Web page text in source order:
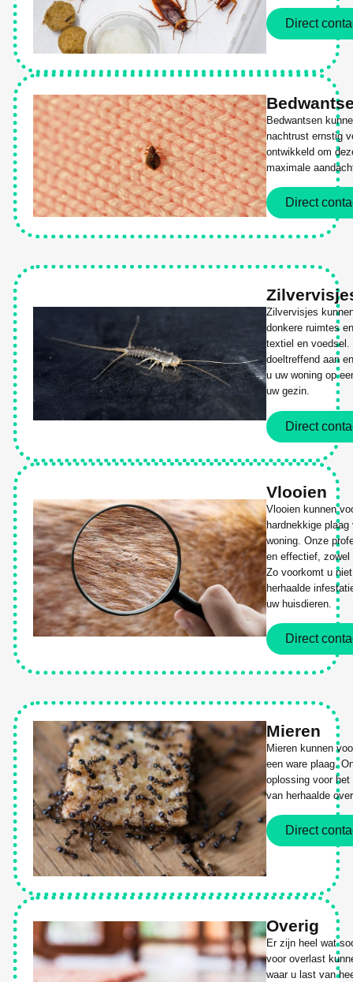
Direct
Bedwantsen
nachtrust ernstig
ontwikkeld om
maximale
Direct
Zilvervisjes
donkere ruimtes
textiel en
doeltreffend aan
u uw woning op
uw gezin.
Direct
Vlooien
Vlooien kunnen
hardnekkige
woning. Onze
en effectief, zowel
Zo voorkomt u
herhaalde
uw huisdieren.
Direct
Mieren
Mieren kunnen
een ware plaag.
oplossing voor
van herhaalde
Direct
Overig
Er zijn heel wat
voor overlast
waar u last van